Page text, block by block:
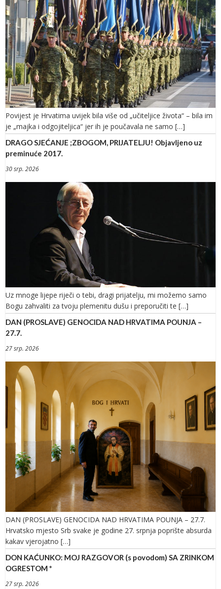
Povijest je Hrvatima uvijek bila više od „učiteljice života“ – bila im
je „majka i odgojiteljica“ jer ih je poučavala ne samo […]
DRAGO SJEĆANJE ;ZBOGOM, PRIJATELJU! Objavljeno uz
preminuće 2017.
30 srp. 2026
Uz mnoge lijepe riječi o tebi, dragi prijatelju, mi možemo samo
Bogu zahvaliti za tvoju plemenitu dušu i preporučiti te […]
DAN (PROSLAVE) GENOCIDA NAD HRVATIMA POUNJA –
27.7.
27 srp. 2026
DAN (PROSLAVE) GENOCIDA NAD HRVATIMA POUNJA – 27.7.
Hrvatsko mjesto Srb svake je godine 27. srpnja poprište absurda
kakav vjerojatno […]
DON KAĆUNKO: MOJ RAZGOVOR (s povodom) SA ZRINKOM
OGRESTOM *
27 srp. 2026